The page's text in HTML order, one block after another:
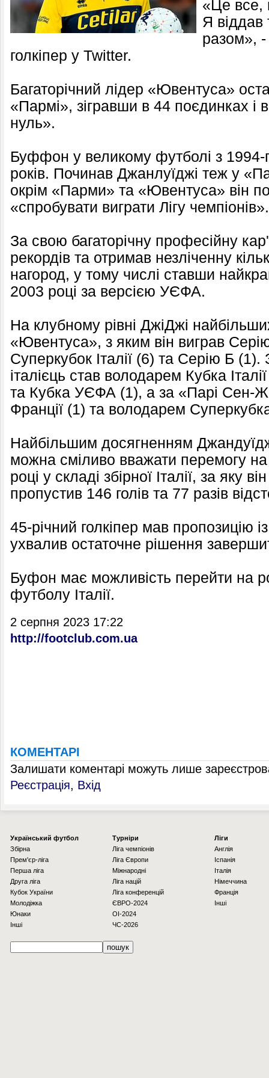
«Це все,
Я віддав
разом»,
голкіпер у Twitter.
Багаторічний лідер «Ювентуса»
«Пармі», зігравши в 44 поєдинках і
нуль».
Буффон у великому футболі з 1994-
років. Починав Джанлуїджі теж у
окрім «Парми» та «Ювентуса» він
«спробувати виграти Лігу чемпіонів».
За свою багаторічну професійну
рекордів та отримав незліченну
нагород, у тому числі ставши
2003 році за версією УЄФА.
На клубному рівні ДжіДжі
«Ювентуса», з яким він виграв
Суперкубок Італії (6) та Серію Б
італієць став володарем Кубка
та Кубка УЄФА (1), а за «Парі Сен-
Франції (1) та володарем
Найбільшим досягненням
можна сміливо вважати перемогу на
році у складі збірної Італії, за яку
пропустив 146 голів та 77 разів
45-річний голкіпер мав пропозицію
ухвалив остаточне рішення
Буфон має можливість перейти на
футболу Італії.
2 серпня 2023 17:22
http://footclub.com.ua
КОМЕНТАРІ
Залишати коментарі можуть лише
Реєстрація, Вхід
Українcький футбол
Збірна
Прем'єр-ліга
Перша ліга
Друга ліга
Кубок України
Молодіжка
Юнаки
Інші
Турніри
Ліга чемпіонів
Ліга Європи
Міжнародні
Ліга націй
Ліга конференцій
ЄВРО-2024
OI-2024
ЧС-2026
Ліги
Англія
Іспанія
Італія
Німеччина
Франція
Інші